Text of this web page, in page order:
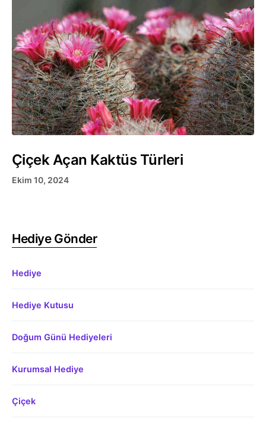
Çiçek Açan Kaktüs Türleri
Ekim 10, 2024
Hediye Gönder
Hediye
Hediye Kutusu
Doğum Günü Hediyeleri
Kurumsal Hediye
Çiçek